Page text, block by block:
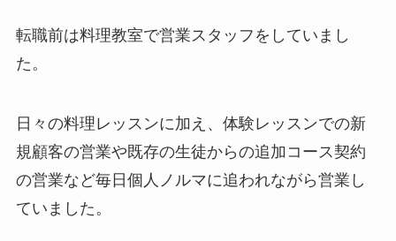
転職前は料理教室で営業スタッフをしていまし
た。
日々の料理レッスンに加え、体験レッスンでの新
規顧客の営業や既存の生徒からの追加コース契約
の営業など毎日個人ノルマに追われながら営業し
ていました。